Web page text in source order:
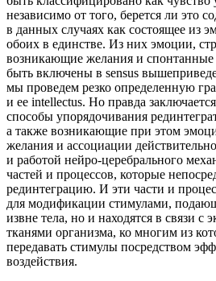
независимо от того, берется ли это
в данных случаях как состоящее из
обоих в единстве. Из них эмоции,
возникающие желания и
быть включены в sensus
мы проведем резко определенную
и ее intellectus. Но правда
способы упорядочивания
а также возникающие при этом
желания и ассоциации
и работой нейро-церебрального
частей и процессов, которые
рединтеграцию. И эти части и
для модификации стимулами,
извне тела, но и находятся в связи с
тканями организма, ко многим из
передавать стимулы посредством
воздействия.